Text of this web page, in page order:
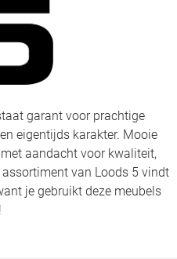
garant voor prachtige
eigentijds karakter. Mooie
aandacht voor kwaliteit,
van Loods 5 vindt
je gebruikt deze meubels